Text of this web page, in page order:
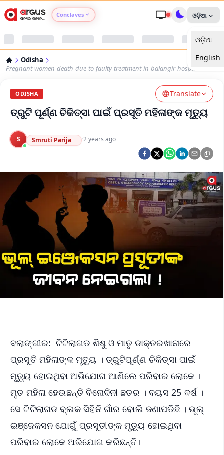
Conclaves
Argus Nari Shakti
Argus Health Connect
Argus Swaad Odisha
Argus Chalo Dekhein Apna Desh
ଓଡ଼ିଆ
ଓଡ଼ିଆ
English
Odisha
Pregnant-women-death-due-to-faulty-treatment-in-balangir-hospital
ODISHA Translate
ତ୍ରୁଟି ପୂର୍ଣ୍ଣ ଚିକିତ୍ସା ପାଇଁ ପ୍ରସୂତି ମହିଳାଙ୍କ ମୃତ୍ୟୁ
S Smruti Parija ·2 years ago
ବଲାଙ୍ଗୀର: ଟିଟିଲାଗଡ ଶିଶୁ ଓ ମାତୃ ଡାକ୍ତରଖାନାରେ
ପ୍ରସୂତି ମହିଳାଙ୍କ ମୃତ୍ୟୁ । ତ୍ରୁଟିପୂର୍ଣ୍ଣ ଚିକିତ୍ସା ପାଇଁ
ମୃତ୍ୟୁ ହୋଇଥିବା ଅଭିଯୋଗ ଆଣିଲେ ପରିବାର ଲୋକେ ।
ମୃତ ମହିଳା ହେଉଛନ୍ତି ବିନୋଦିନୀ ଛତର । ବୟସ 25 ବର୍ଷ ।
ସେ ଟିଟିଲାଗଡ ବ୍ଲକ ସିହିନି ଗାଁର ବୋଲି ଜଣାପଡିଛି । ଭୂଲ୍
ଇଞ୍ଜେକସନ ଯୋଗୁଁ ପ୍ରସୂତୀଙ୍କ ମୃତ୍ୟୁ ହୋଇଥିବା
ପରିବାର ଲୋକେ ଅଭିଯୋଗ କରିଛନ୍ତି।